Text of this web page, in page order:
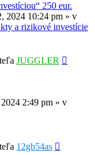
250 eur.
2024 10:24 pm » v
a rizikové investície
JUGGLER
2:49 pm » v
12gb54as